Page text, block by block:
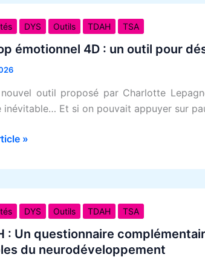
DYS Outils TDAH TSA
émotionnel 4D : un outil pour
outil proposé par Charlotte
inévitable… Et si on pouvait appuyer sur
»
DYS Outils TDAH TSA
: Un questionnaire
du neurodéveloppement